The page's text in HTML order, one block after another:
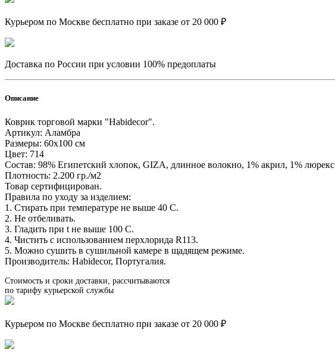
Курьером по Москве бесплатно при заказе от 20 000 ₽
Доставка по России при условии 100% предоплаты
Описание
Коврик торговой марки "Habidecor".
Артикул: Аламбра
Размеры: 60х100 см
Цвет: 714
Состав: 98% Египетский хлопок, GIZA, длинное волокно, 1% акрил, 1% люрекс
Плотность: 2.200 гр./м2
Товар сертифицирован.
Правила по уходу за изделием:
1. Стирать при температуре не выше 40 С.
2. Не отбеливать.
3. Гладить при t не выше 100 С.
4. Чистить с использованием перхлорида R113.
5. Можно сушить в сушильной камере в щадящем режиме.
Производитель: Habidecor, Португалия.
Стоимость и сроки доставки, рассчитываются
по тарифу курьерской службы
Курьером по Москве бесплатно при заказе от 20 000 ₽